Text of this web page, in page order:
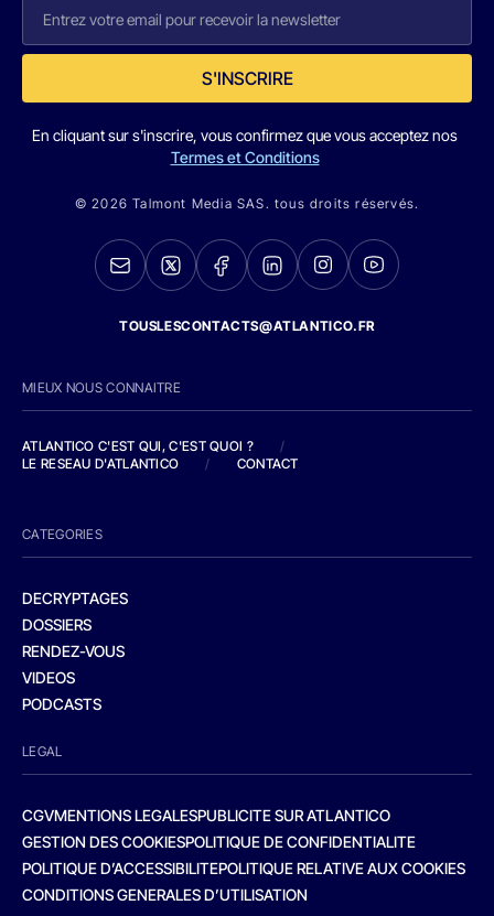
S'INSCRIRE
En cliquant sur s'inscrire, vous confirmez que vous acceptez nos
Termes et Conditions
© 2026 Talmont Media SAS. tous droits réservés.
TOUSLESCONTACTS@ATLANTICO.FR
MIEUX NOUS CONNAITRE
ATLANTICO C'EST QUI, C'EST QUOI ?
/
LE RESEAU D'ATLANTICO
/ CONTACT
CATEGORIES
DECRYPTAGES
DOSSIERS
RENDEZ-VOUS
VIDEOS
PODCASTS
LEGAL
CGVMENTIONS LEGALESPUBLICITE SUR ATLANTICO
GESTION DES COOKIESPOLITIQUE DE CONFIDENTIALITE
POLITIQUE D’ACCESSIBILITEPOLITIQUE RELATIVE AUX COOKIES
CONDITIONS GENERALES D’UTILISATION